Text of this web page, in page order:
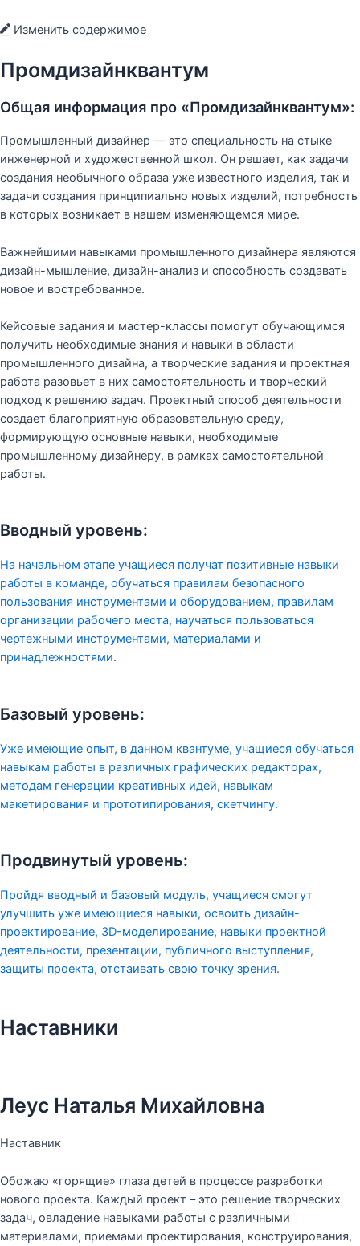
Изменить содержимое
Промдизайнквантум
Общая информация про «Промдизайнквантум»:
Промышленный дизайнер — это специальность на стыке
инженерной и художественной школ. Он решает, как задачи
создания необычного образа уже известного изделия, так и
задачи создания принципиально новых изделий, потребность
в которых возникает в нашем изменяющемся мире.
Важнейшими навыками промышленного дизайнера являются
дизайн-мышление, дизайн-анализ и способность создавать
новое и востребованное.
Кейсовые задания и мастер-классы помогут обучающимся
получить необходимые знания и навыки в области
промышленного дизайна, а творческие задания и проектная
работа разовьет в них самостоятельность и творческий
подход к решению задач. Проектный способ деятельности
создает благоприятную образовательную среду,
формирующую основные навыки, необходимые
промышленному дизайнеру, в рамках самостоятельной
работы.
Вводный уровень:
На начальном этапе учащиеся получат позитивные навыки
работы в команде, обучаться правилам безопасного
пользования инструментами и оборудованием, правилам
организации рабочего места, научаться пользоваться
чертежными инструментами, материалами и
принадлежностями.
Базовый уровень:
Уже имеющие опыт, в данном квантуме, учащиеся обучаться
навыкам работы в различных графических редакторах,
методам генерации креативных идей, навыкам
макетирования и прототипирования, скетчингу.
Продвинутый уровень:
Пройдя вводный и базовый модуль, учащиеся смогут
улучшить уже имеющиеся навыки, освоить дизайн-
проектирование, 3D-моделирование, навыки проектной
деятельности, презентации, публичного выступления,
защиты проекта, отстаивать свою точку зрения.
Наставники
Леус Наталья Михайловна
Наставник
Обожаю «горящие» глаза детей в процессе разработки
нового проекта. Каждый проект – это решение творческих
задач, овладение навыками работы с различными
материалами, приемами проектирования, конструирования,